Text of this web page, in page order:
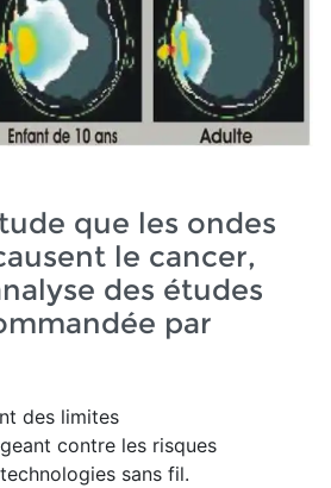
que les ondes
le cancer,
des études
par
des limites
contre les risques
sans fil.